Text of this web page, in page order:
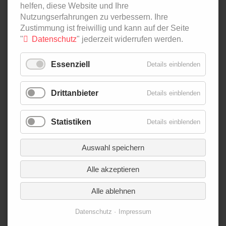
NAVIGATION
ÜBERSPRINGEN
PODCAST
IN ZAHLEN
INNOVATION LAB
SPECIAL EDITIONS
NAVIGATION
ÜBERSPRINGEN
ÜBER UNS
AUTOR*INNEN
NEWSLETTER
KONTAKT
IMPRESSUM
helfen, diese Website und Ihre
Nutzungserfahrungen zu verbessern. Ihre
Zustimmung ist freiwillig und kann auf der Seite
"
Datenschutz" jederzeit widerrufen werden.
Essenziell Details einblenden
Drittanbieter Details einblenden
Statistiken Details einblenden
Auswahl speichern
Alle akzeptieren
Alle ablehnen
Datenschutz Impressum